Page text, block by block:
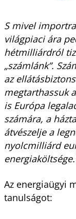
S mivel
világpiaci ára
hétmilliárdról
„számlánk”.
az
megtarthassuk
is Európa
számára, a
átvészelje a
nyolcmilliárd
Az energiaügyi
tanulságot: